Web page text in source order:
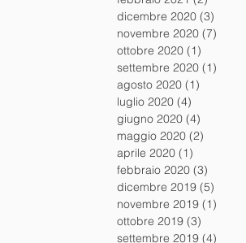
dicembre 2020 (3)
novembre 2020 (7)
ottobre 2020 (1)
settembre 2020 (1)
agosto 2020 (1)
luglio 2020 (4)
giugno 2020 (4)
maggio 2020 (2)
aprile 2020 (1)
febbraio 2020 (3)
dicembre 2019 (5)
novembre 2019 (1)
ottobre 2019 (3)
settembre 2019 (4)